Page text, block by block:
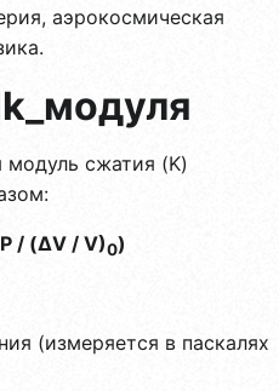
аэрокосмическая
сжатия (K)
/ (ΔV / V)0)
(измеряется в паскалях